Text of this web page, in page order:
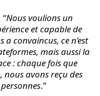
Nous voulions un
et capable de
convaincus, ce n’est
mais aussi la
: chaque fois que
nous avons reçu des
.”